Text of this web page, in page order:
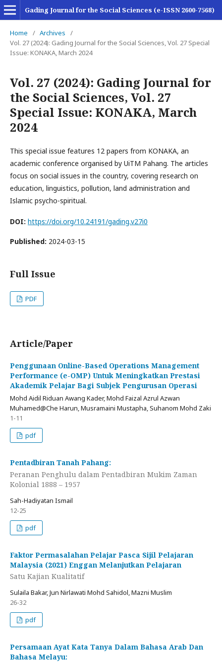
Gading Journal for the Social Sciences (e-ISSN 2600-7568)
Home / Archives
/
Vol. 27 (2024): Gading Journal for the Social Sciences, Vol. 27 Special
Issue: KONAKA, March 2024
Vol. 27 (2024): Gading Journal for
the Social Sciences, Vol. 27
Special Issue: KONAKA, March
2024
This special issue features 12 papers from KONAKA, an
academic conference organised by UiTM Pahang. The articles
focus on social issues in the country, covering research on
education, linguistics, pollution, land administration and
Islamic psycho-spiritual.
DOI: https://doi.org/10.24191/gading.v27i0
Published: 2024-03-15
Full Issue
PDF
Article/Paper
Penggunaan Online-Based Operations Management
Performance (e-OMP) Untuk Meningkatkan Prestasi
Akademik Pelajar Bagi Subjek Pengurusan Operasi
Mohd Aidil Riduan Awang Kader, Mohd Faizal Azrul Azwan
Muhamed@Che Harun, Musramaini Mustapha, Suhanom Mohd Zaki
1-11
pdf
Pentadbiran Tanah Pahang:
Peranan Penghulu dalam Pentadbiran Mukim Zaman
Kolonial 1888 – 1957
Sah-Hadiyatan Ismail
12-25
pdf
Faktor Permasalahan Pelajar Pasca Sijil Pelajaran
Malaysia (2021) Enggan Melanjutkan Pelajaran
Satu Kajian Kualitatif
Sulaila Bakar, Jun Nirlawati Mohd Sahidol, Mazni Muslim
26-32
pdf
Persamaan Ayat Kata Tanya Dalam Bahasa Arab Dan
Bahasa Melayu: